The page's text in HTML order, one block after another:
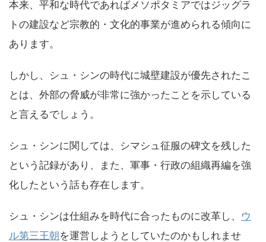
本来、平和な時代であればメソポタミアではジッグラ
トの建設など宗教的・文化的事業が進められる傾向に
あります。
しかし、シュ・シンの時代に城壁建設が優先されたこ
とは、外部の脅威が非常に強かったことを示している
と言えるでしょう。
シュ・シンに関しては、シマシュ征服の碑文を残した
という記録があり、また、軍事・行政の組織再編を強
化したという話も存在します。
シュ・シンは仕組みを時代に合ったものに改革し、 ウ
ル第三王朝を運営しようとしていたのかもしれませ